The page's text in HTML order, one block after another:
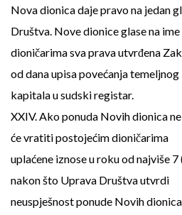
Nova dionica daje pravo na jedan
Društva. Nove dionice glase na ime
dioničarima sva prava utvrđena
od dana upisa povećanja temeljnog
kapitala u sudski registar.
XXIV. Ako ponuda Novih dionica
će vratiti postojećim dioničarima
uplaćene iznose u roku od najviše
nakon što Uprava Društva utvrdi
neuspješnost ponude Novih